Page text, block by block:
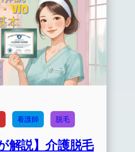
看護師 脱毛
解説】介護脱毛